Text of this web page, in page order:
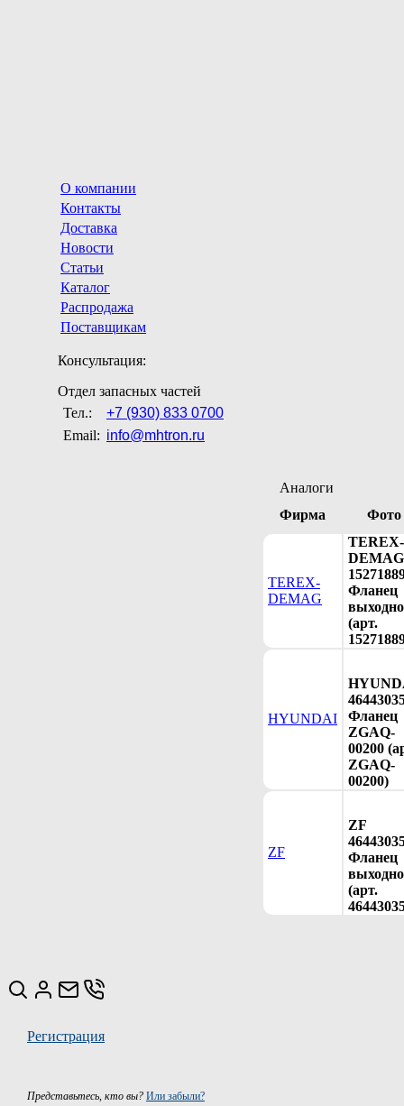
О компании
Контакты
Доставка
Новости
Статьи
Каталог
Распродажа
Поставщикам
Консультация:
Отдел запасных частей
Тел.:
+7 (930) 833 0700
Email: info@mhtron.ru
Аналоги
Фирма
Фото
TEREX-
DEMAG
TEREX-
DEMAG
Фланец
(арт.
HYUNDAI
Фланец
ZGAQ-
00200
ZGAQ-
00200)
ZF
ZF
Фланец
(арт.
Регистрация
Представьтесь, кто вы? Или забыли?